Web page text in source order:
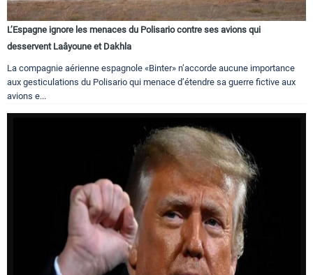
L’Espagne ignore les menaces du Polisario contre ses avions qui
desservent Laâyoune et Dakhla
La compagnie aérienne espagnole «Binter» n’accorde aucune importance
aux gesticulations du Polisario qui menace d’étendre sa guerre fictive aux
avions e...